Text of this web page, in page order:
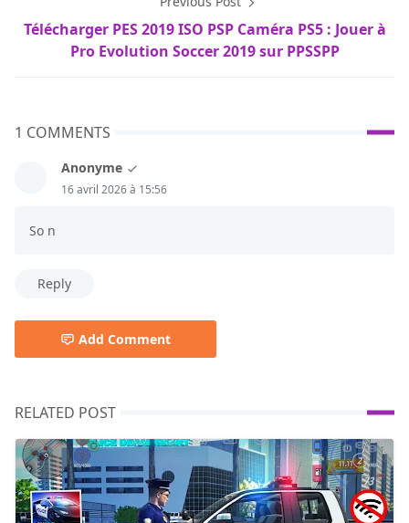
Télécharger PES 2019 ISO PSP Caméra PS5 : Jouer à
Pro Evolution Soccer 2019 sur PPSSPP
1 COMMENTS
Anonyme
16 avril 2026 à 15:56
So n
Reply
Add Comment
RELATED POST